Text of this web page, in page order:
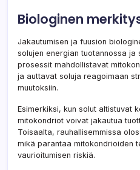
Biologinen
Jakautumisen ja fuusion
solujen energian tuotannossa ja
prosessit mahdollistavat
ja auttavat soluja reagoimaan
muutoksiin.
Esimerkiksi, kun solut altistuvat
mitokondriot voivat jakautua
Toisaalta, rauhallisemmissa
mikä parantaa mitokondrioiden
vaurioitumisen riskiä.